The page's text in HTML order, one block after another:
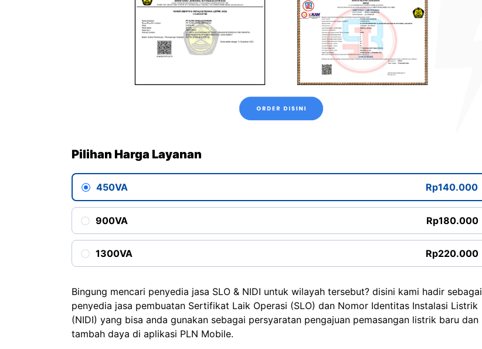
Pilihan Harga Layanan
450VA Rp140.000
900VA Rp180.000
1300VA Rp220.000
Bingung mencari penyedia jasa SLO & NIDI untuk wilayah tersebut? disini kami hadir sebagai
penyedia jasa pembuatan Sertifikat Laik Operasi (SLO) dan Nomor Identitas Instalasi Listrik
(NIDI) yang bisa anda gunakan sebagai persyaratan pengajuan pemasangan listrik baru dan
tambah daya di aplikasi PLN Mobile.